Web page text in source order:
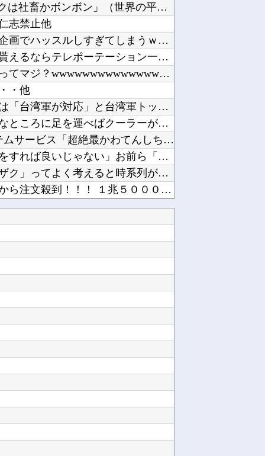
【ラブライブ！】??‍⬛「うちのオタクは社畜かボンボン」（世界の平均睡眠時間ランキングクイ...
志禁止他
【画像】エチビデ女優さん、番組の企画でハッスルしすぎてしまうｗｗｗｗｗｗ他
まじのガチのネタ抜きで超能力一個貰えるならテレポーテーション一択だよな他
【画像】キズナアイが今年で10周年ってマジ？wwwwwwwwwwwwwwwww他
・他
日本の商船が中国に臨検された場合は「台湾軍が対応」と台湾軍トップ！他
【困惑】恵俊彰さん「総理がいろんなところに足を運べばクーラーが…」・・・・・・・・・他
【NEEDY GIRL OVERDOSE】システムサービス「超絶最かわてんしちゃん」プライ...
【悲報】ぼく「才能がないなら努力をすれば良いじゃない」お前ら「努力できるのも才能だよ」他
アイナが乗っていた「高機動試作型ザク」ってよく考えると時系列がおかしいな他
【ニュース】日本製メモリに世界中から注文殺到！！！ １兆５０００億円で工場増築へ他
夫さん、妻に「天井のシミ数えてれば終わるでな」と押し倒されて性行為 → 凄いことになるｗｗ...
【ウマ娘】昔の水着がそのまま入るジャーニー…まるで成長していない！？他
【ラブライブ！】予定立てるの苦手なので行き当たりばったりの旅行しかできません他
？他
帰省他
【SSD】1TBで1.5万とか、買った時の倍なんだけど今だと買い増してしまいそうで怖い他
始まる♥他
つある他